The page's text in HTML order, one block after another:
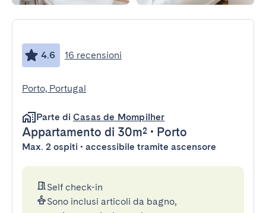
4.6 16 recensioni
Porto, Portugal
Parte di Casas de Mompilher
Appartamento di 30m² • Porto
Max. 2 ospiti • accessibile tramite ascensore
Self check-in
Sono inclusi articoli da bagno,